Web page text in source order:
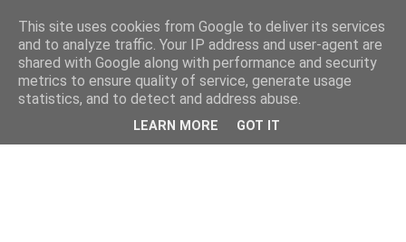
This site uses cookies from Google to deliver its services
and to analyze traffic. Your IP address and user-agent are
shared with Google along with performance and security
metrics to ensure quality of service, generate usage
statistics, and to detect and address abuse.
LEARN MORE GOT IT